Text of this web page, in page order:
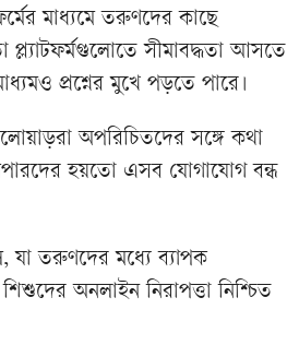
মাধ্যমে তরুণদের কাছে
সীমাবদ্ধতা আসতে
প্রশ্নের মুখে পড়তে পারে।
অপরিচিতদের সঙ্গে কথা
হয়তো এসব যোগাযোগ বন্ধ
যা তরুণদের মধ্যে ব্যাপক
অনলাইন নিরাপত্তা নিশ্চিত